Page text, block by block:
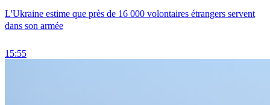
L'Ukraine estime que près de 16 000 volontaires étrangers servent
dans son armée
15:55